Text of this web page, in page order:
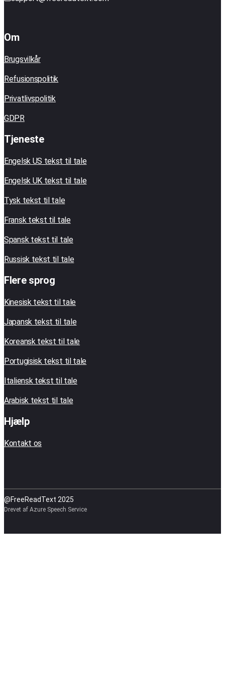
Om
Brugsvilkår
Refusionspolitik
Privatlivspolitik
GDPR
Tjeneste
Engelsk US tekst til tale
Engelsk UK tekst til tale
Tysk tekst til tale
Fransk tekst til tale
Spansk tekst til tale
Russisk tekst til tale
Flere sprog
Kinesisk tekst til tale
Japansk tekst til tale
Koreansk tekst til tale
Portugisisk tekst til tale
Italiensk tekst til tale
Arabisk tekst til tale
Hjælp
Kontakt os
@FreeReadText 2025
Drevet af Azure Speech Service